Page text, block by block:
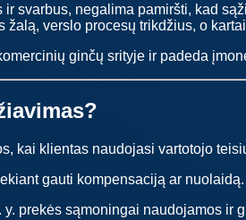
ir svarbus, negalima pamiršti, kad
verslo procesų trikdžius, o
ginčų srityje ir padeda
kai klientas naudojasi vartotojo
gauti kompensaciją ar nuolaidą.
prekės sąmoningai naudojamos ir